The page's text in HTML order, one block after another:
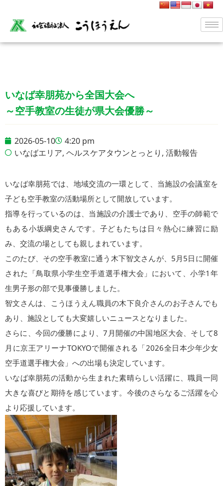
いなば幸朋苑から全国大会へ
～空手教室の生徒が県大会優勝～
2026-05-10
4:20 pm
いなばエリア, ヘルスケアタウンとっとり , 活動報告
いなば幸朋苑では、地域交流の一環として、当施設の会議室を
子ども空手教室の活動場所として開放しています。
指導を行っているのは、当施設の介護士であり、空手の師範で
もある小坂綱史さんです。子どもたちは日々熱心に練習に励
み、交流の場としても親しまれています。
このたび、その空手教室に通う木下智文さんが、5月5日に開催
された「鳥取県小学生空手道選手権大会」において、小学1年
生男子形の部で見事優勝しました。
智文さんは、こうほうえん職員の木下良介さんのお子さんでも
あり、施設としても大変嬉しいニュースとなりました。
さらに、今回の優勝により、7月開催の中国地区大会、そして8
月に京王アリーナTOKYOで開催される「2026全日本少年少女
空手道選手権大会」への出場も決定しています。
いなば幸朋苑の活動から生まれた素晴らしい活躍に、職員一同
大きな喜びと期待を感じています。今後のさらなるご活躍を心
より応援しています。